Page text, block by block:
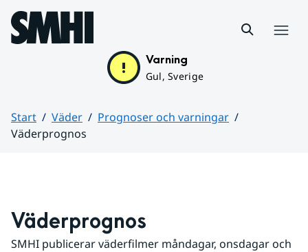
Hoppa till sidans innehåll
Varning
Gul, Sverige
Start Väder
Prognoser och varningar
Väderprognos
Väderprognos
SMHI publicerar väderfilmer måndagar, onsdagar och